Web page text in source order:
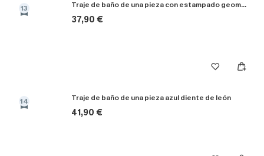
13 Traje de baño de una pieza con estampado geométrico para el verano en el extranjero
37,90 €
14 Traje de baño de una pieza azul diente de león
41,90 €